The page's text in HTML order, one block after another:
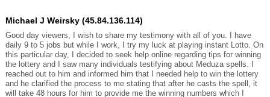
Michael J Weirsky (45.84.136.114)
Good day viewers, I wish to share my testimony with all of you. I have
daily 9 to 5 jobs but while I work, I try my luck at playing instant Lotto. On
this particular day, I decided to seek help online regarding tips for winning
the lottery and I saw many individuals testifying about Meduza spells. I
reached out to him and informed him that I needed help to win the lottery
and he clarified the process to me stating that after he casts the spell, it
will take 48 hours for him to provide me the winning numbers which I